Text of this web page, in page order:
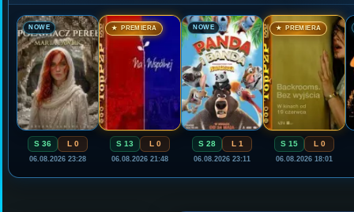
🎬NOWE
S 36 L 0
06.08.2026 23:28
🎬★ PREMIERA
S 13 L 0
06.08.2026 21:48
🎬NOWE
S 28 L 1
06.08.2026 23:11
🎬★ PREMIERA
S 15 L 0
06.08.2026 18:01